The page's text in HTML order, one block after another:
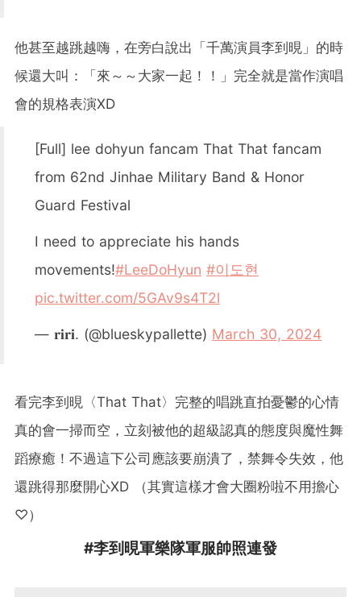
他甚至越跳越嗨，在旁白說出「千萬演員李到晛」的時
候還大叫：「來～～大家一起！！」完全就是當作演唱
會的規格表演XD
[Full] lee dohyun fancam That That fancam
from 62nd Jinhae Military Band & Honor
Guard Festival
I need to appreciate his hands
movements!#LeeDoHyun #이도현
pic.twitter.com/5GAv9s4T2l
— 𝐫𝐢𝐫𝐢. (@blueskypallette) March 30, 2024
看完李到晛〈That That〉完整的唱跳直拍憂鬱的心情
真的會一掃而空，立刻被他的超級認真的態度與魔性舞
蹈療癒！不過這下公司應該要崩潰了，禁舞令失效，他
還跳得那麼開心XD （其實這樣才會大圈粉啦不用擔心
♡）
#李到晛軍樂隊軍服帥照連發